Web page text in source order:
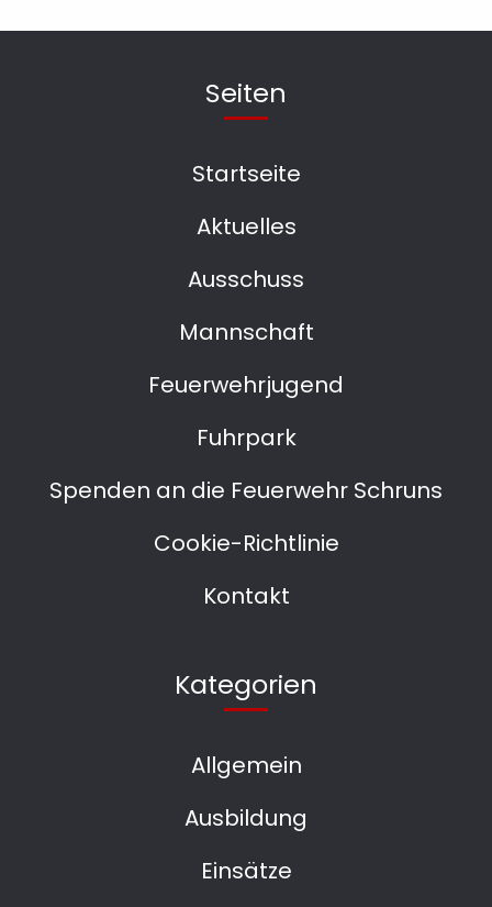
Seiten
Startseite
Aktuelles
Ausschuss
Mannschaft
Feuerwehrjugend
Fuhrpark
Spenden an die Feuerwehr Schruns
Cookie-Richtlinie
Kontakt
Kategorien
Allgemein
Ausbildung
Einsätze